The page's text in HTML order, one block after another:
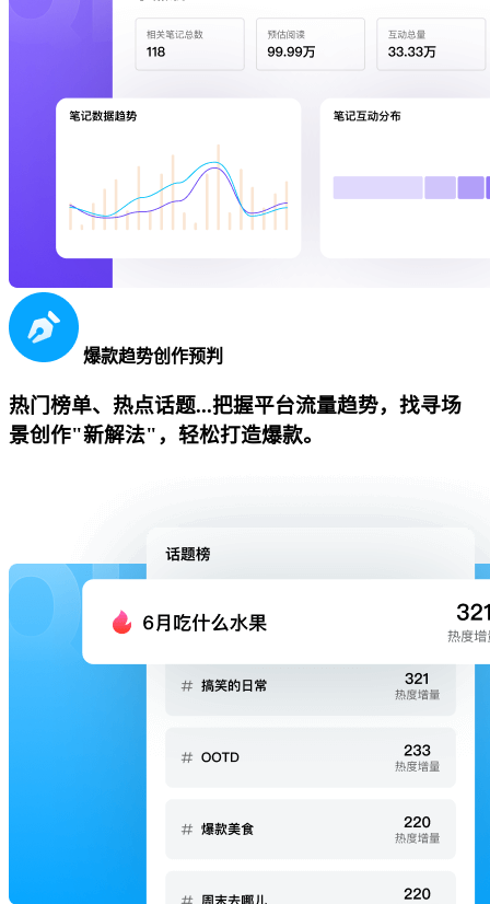
爆款趋势创作预判
热门榜单、热点话题...把握平台流量趋势，找寻场
景创作"新解法"，轻松打造爆款。